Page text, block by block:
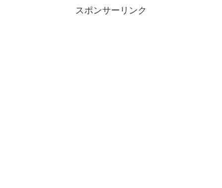
スポンサーリンク